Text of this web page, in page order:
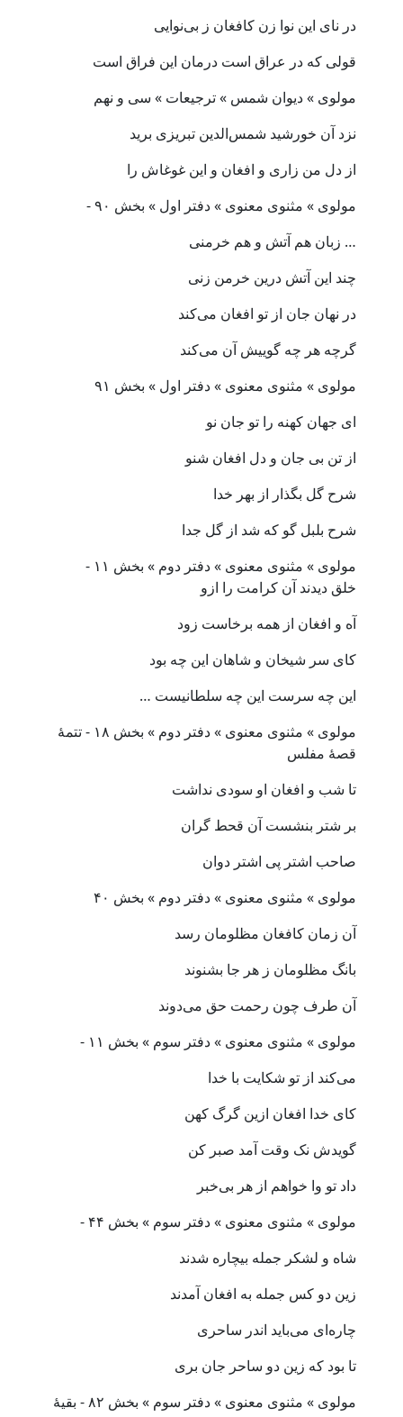
در نای این نوا زن کافغان ز بی‌نوایی
قولی که در عراق است درمان این فراق است
مولوی » دیوان شمس » ترجیعات » سی و نهم
نزد آن خورشید شمس‌الدین تبریزی برید
از دل من زاری و افغان و این غوغاش را
مولوی » مثنوی معنوی » دفتر اول » بخش ۹۰ -
… زبان هم آتش و هم خرمنی
چند این آتش درین خرمن زنی
در نهان جان از تو افغان می‌کند
گرچه هر چه گوییش آن می‌کند
مولوی » مثنوی معنوی » دفتر اول » بخش ۹۱
ای جهان کهنه را تو جان نو
از تن بی جان و دل افغان شنو
شرح گل بگذار از بهر خدا
شرح بلبل گو که شد از گل جدا
مولوی » مثنوی معنوی » دفتر دوم » بخش ۱۱ -
خلق دیدند آن کرامت را ازو
آه و افغان از همه برخاست زود
کای سر شیخان و شاهان این چه بود
این چه سرست این چه سلطانیست …
مولوی » مثنوی معنوی » دفتر دوم » بخش ۱۸ - تتمهٔ
قصهٔ مفلس
تا شب و افغان او سودی نداشت
بر شتر بنشست آن قحط گران
صاحب اشتر پی اشتر دوان
مولوی » مثنوی معنوی » دفتر دوم » بخش ۴۰
آن زمان کافغان مظلومان رسد
بانگ مظلومان ز هر جا بشنوند
آن طرف چون رحمت حق می‌دوند
مولوی » مثنوی معنوی » دفتر سوم » بخش ۱۱ -
می‌کند از تو شکایت با خدا
کای خدا افغان ازین گرگ کهن
گویدش نک وقت آمد صبر کن
داد تو وا خواهم از هر بی‌خبر
مولوی » مثنوی معنوی » دفتر سوم » بخش ۴۴ -
شاه و لشکر جمله بیچاره شدند
زین دو کس جمله به افغان آمدند
چاره‌ای می‌باید اندر ساحری
تا بود که زین دو ساحر جان بری
مولوی » مثنوی معنوی » دفتر سوم » بخش ۸۲ - بقیهٔ